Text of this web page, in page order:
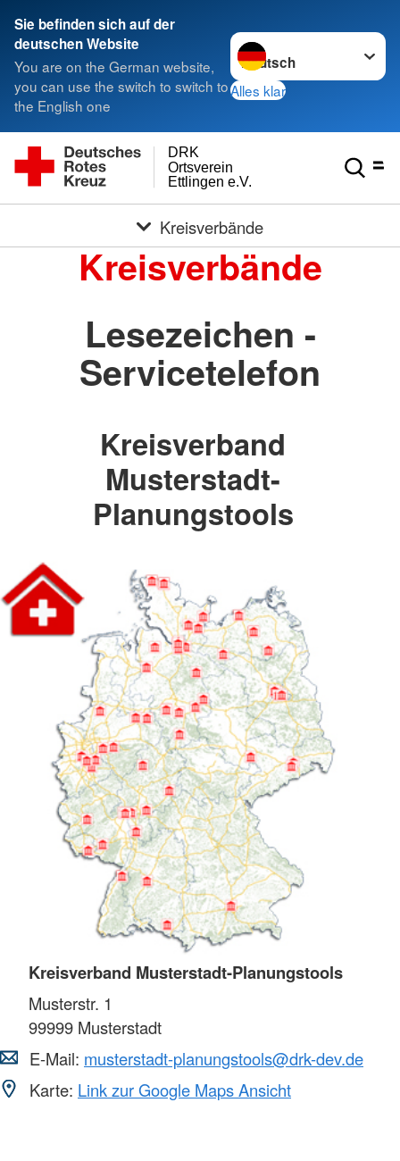
Sie befinden sich auf der
deutschen Website
You are on the German website,
you can use the switch to switch to
the English one
Sprache wechseln zu
Alles klar
Ettlingen e.V.
Ortsverein
DRK
Kreisverbände
Kreisverbände
Lesezeichen -
Servicetelefon
Kreisverband
Musterstadt-
Planungstools
Kreisverband Musterstadt-Planungstools
Musterstr. 1
99999 Musterstadt
E-Mail: musterstadt-planungstools@drk-dev.de
Karte: Link zur Google Maps Ansicht